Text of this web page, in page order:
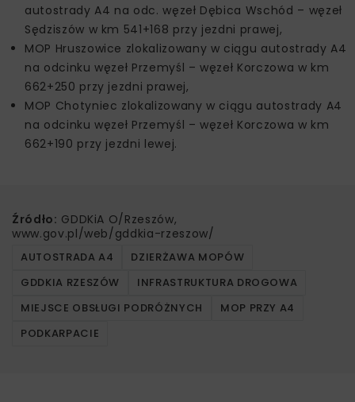
autostrady A4 na odc. węzeł Dębica Wschód – węzeł
Sędziszów w km 541+168 przy jezdni prawej,
MOP Hruszowice zlokalizowany w ciągu autostrady A4
na odcinku węzeł Przemyśl – węzeł Korczowa w km
662+250 przy jezdni prawej,
MOP Chotyniec zlokalizowany w ciągu autostrady A4
na odcinku węzeł Przemyśl – węzeł Korczowa w km
662+190 przy jezdni lewej.
Źródło: GDDKiA O/Rzeszów,
www.gov.pl/web/gddkia-rzeszow/
AUTOSTRADA A4
DZIERŻAWA MOPÓW
GDDKIA RZESZÓW
INFRASTRUKTURA DROGOWA
MIEJSCE OBSŁUGI PODRÓŻNYCH
MOP PRZY A4
PODKARPACIE